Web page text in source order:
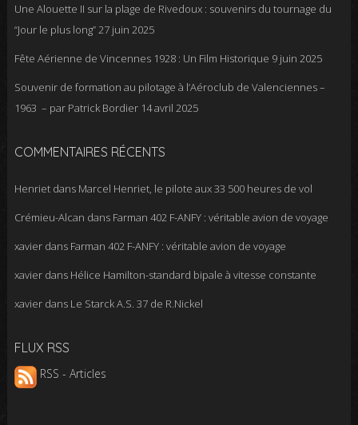
Une Alouette II sur la plage de Rivedoux : souvenirs du tournage du
“Jour le plus long”27 juin 2025
Fête Aérienne de Vincennes 1928 : Un Film Historique 9 juin 2025
Souvenir de formation au pilotage à l’Aéroclub de Valenciennes –
1963 – par Patrick Bordier 14 avril 2025
COMMENTAIRES RÉCENTS
Henrietdans Marcel Henriet, le pilote aux 33 500 heures de vol
Crémieu-Alcan dans Farman 402 F-ANFY : véritable avion de voyage
xavierdans Farman 402 F-ANFY : véritable avion de voyage
xavierdans Hélice Hamilton-standard bipale à vitesse constante
xavierdans Le Starck A.S. 37 de R.Nickel
FLUX RSS
RSS - Articles